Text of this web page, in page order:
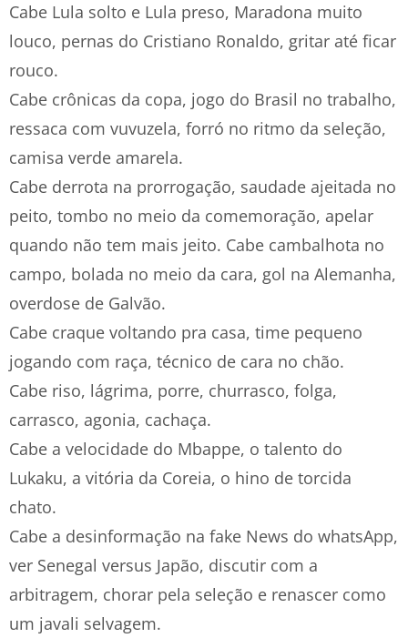
Cabe Lula solto e Lula preso, Maradona muito
louco, pernas do Cristiano Ronaldo, gritar até ficar
rouco.
Cabe crônicas da copa, jogo do Brasil no trabalho,
ressaca com vuvuzela, forró no ritmo da seleção,
camisa verde amarela.
Cabe derrota na prorrogação, saudade ajeitada no
peito, tombo no meio da comemoração, apelar
quando não tem mais jeito. Cabe cambalhota no
campo, bolada no meio da cara, gol na Alemanha,
overdose de Galvão.
Cabe craque voltando pra casa, time pequeno
jogando com raça, técnico de cara no chão.
Cabe riso, lágrima, porre, churrasco, folga,
carrasco, agonia, cachaça.
Cabe a velocidade do Mbappe, o talento do
Lukaku, a vitória da Coreia, o hino de torcida
chato.
Cabe a desinformação na fake News do whatsApp,
ver Senegal versus Japão, discutir com a
arbitragem, chorar pela seleção e renascer como
um javali selvagem.